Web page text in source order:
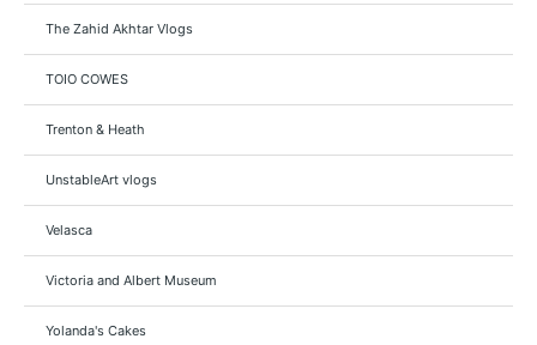
The Zahid Akhtar Vlogs
TOIO COWES
Trenton & Heath
UnstableArt vlogs
Velasca
Victoria and Albert Museum
Yolanda's Cakes